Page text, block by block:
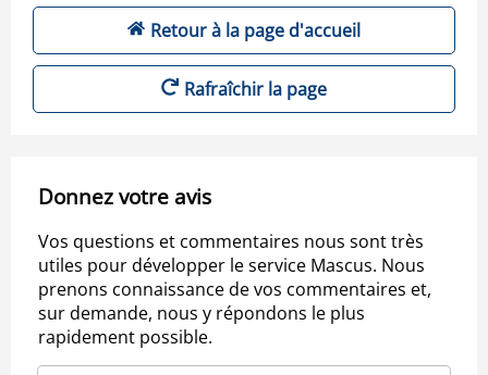
Retour à la page d'accueil
Rafraîchir la page
Donnez votre avis
Vos questions et commentaires nous sont très
utiles pour développer le service Mascus. Nous
prenons connaissance de vos commentaires et,
sur demande, nous y répondons le plus
rapidement possible.